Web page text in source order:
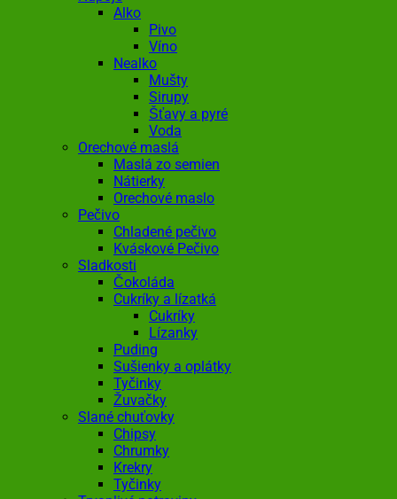
Alko
Pivo
Víno
Nealko
Mušty
Sirupy
Šťavy a pyré
Voda
Orechové maslá
Maslá zo semien
Nátierky
Orechové maslo
Pečivo
Chladené pečivo
Kváskové Pečivo
Sladkosti
Čokoláda
Cukríky a lízatká
Cukríky
Lízanky
Puding
Sušienky a oplátky
Tyčinky
Žuvačky
Slané chuťovky
Chipsy
Chrumky
Krekry
Tyčinky